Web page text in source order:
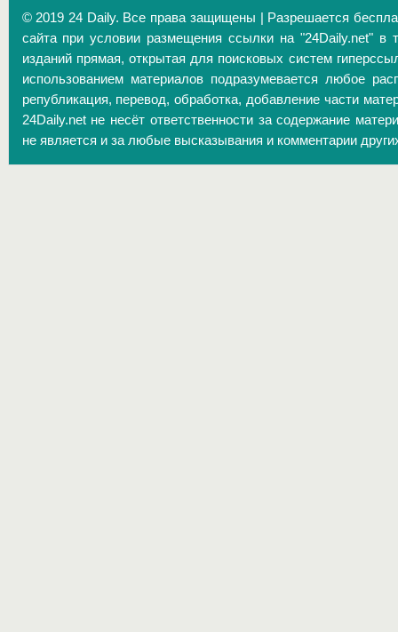
© 2019 24 Daily. Все права защищены | Разрешается
сайта при условии размещения ссылки на "24Daily.net" в
изданий прямая, открытая для поисковых систем
использованием материалов подразумевается любое
републикация, перевод, обработка, добавление части
24Daily.net не несёт ответственности за содержание
не является и за любые высказывания и комментарии